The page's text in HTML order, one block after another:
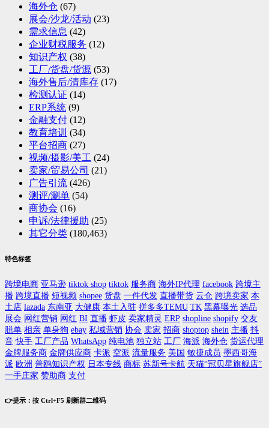
海外仓 (67)
展会/沙龙/活动 (23)
需求信息 (42)
企业财税服务 (12)
知识产权 (38)
工厂/货盘/货源 (53)
海外售后/清库存 (17)
检测认证 (14)
ERP系统 (9)
金融支付 (12)
教育培训 (34)
平台招商 (27)
视频/摄影/美工 (24)
卖家/贸易公司 (21)
广告引流 (426)
测评/涮单 (54)
商协会 (16)
申诉/法律援助 (25)
其它分类 (180,463)
特色标签
跨境电商 亚马逊 tiktok shop tiktok 服务商 海外IP代理 facebook 跨境主
播 跨境直播 短视频 shopee 货盘 一件代发 直播带货 云仓 跨境卖家 本
土店 lazada 东南亚 大健康 本土入驻 拼多多TEMU TK 黑幕曝光 选品
展会 网红营销 网红 BI 直播 虾皮 卖家精灵 ERP shopline shopify 交友
脱单 相亲 单身狗 ebay 私域营销 协会 卖家 招商 shoptop shein 主播 抖
音 快手 工厂产品 WhatsApp 纯电池 独立站 工厂 海派 海外仓 货运代理
金牌服务商 金牌供应商 卡派 空派 流量服务 美国 敏捷成员 墨西哥海
派 欧洲 普鸥知识产权 日本专线 商标 苏新号卡航 天猫“冠贝星旗舰店”
一手庄家 赞助商 支付
👉提示：按 Ctrl+F5 刷新群二维码